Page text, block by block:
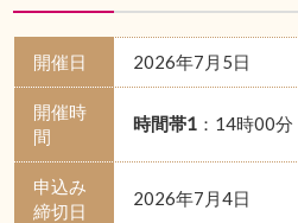
開催日 2026年7月5日
開催時
間
時間帯1：14時00分
申込み
締切日
2026年7月4日